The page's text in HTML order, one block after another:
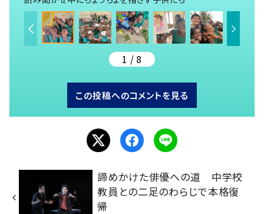
1 / 8
この投稿へのコメントを見る
諦めかけた俳優への道 中学校
教員との二足のわらじで本格復
帰